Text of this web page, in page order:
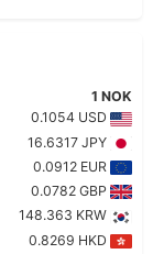
1 NOK
0.1054 USD
16.6317 JPY
0.0912 EUR
0.0782 GBP
148.363 KRW
0.8269 HKD